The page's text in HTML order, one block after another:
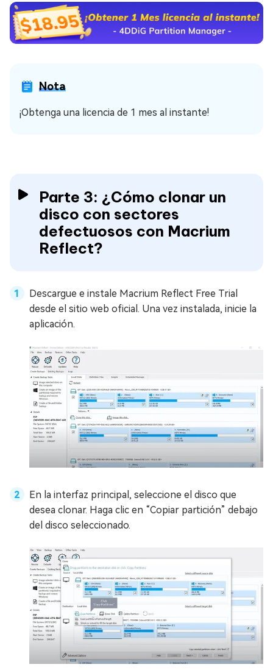
Nota
¡Obtenga una licencia de 1 mes al instante!
Parte 3: ¿Cómo clonar un
disco con sectores
defectuosos con Macrium
Reflect?
Descargue e instale Macrium Reflect Free Trial
desde el sitio web oficial. Una vez instalada, inicie la
aplicación.
En la interfaz principal, seleccione el disco que
desea clonar. Haga clic en “Copiar partición” debajo
del disco seleccionado.